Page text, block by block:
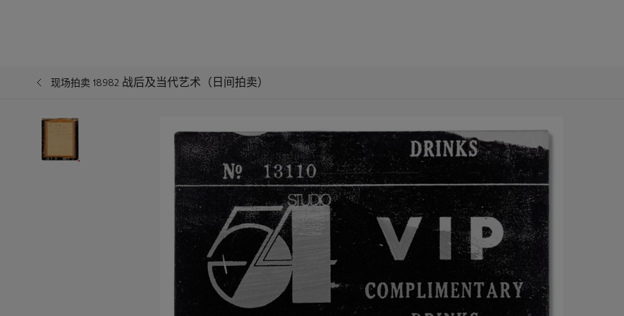
现场拍卖 18982 战后及当代艺术（日间拍卖）